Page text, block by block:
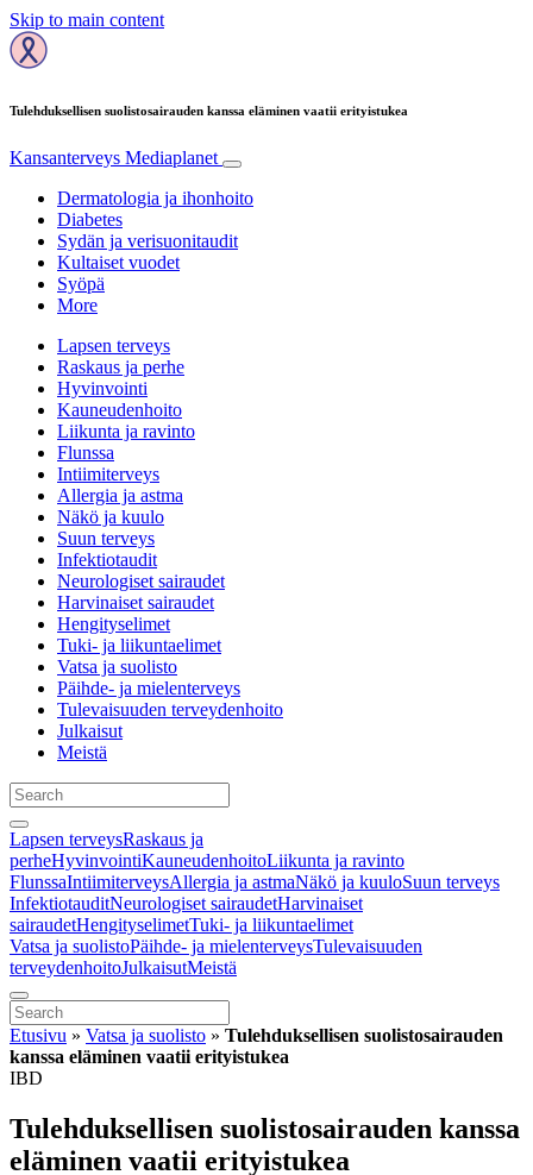
Skip to main content
Tulehduksellisen suolistosairauden kanssa eläminen vaatii erityistukea
Kansanterveys Mediaplanet
Dermatologia ja ihonhoito
Diabetes
Sydän ja verisuonitaudit
Kultaiset vuodet
Syöpä
More
Lapsen terveys
Raskaus ja perhe
Hyvinvointi
Kauneudenhoito
Liikunta ja ravinto
Flunssa
Intiimiterveys
Allergia ja astma
Näkö ja kuulo
Suun terveys
Infektiotaudit
Neurologiset sairaudet
Harvinaiset sairaudet
Hengityselimet
Tuki- ja liikuntaelimet
Vatsa ja suolisto
Päihde- ja mielenterveys
Tulevaisuuden terveydenhoito
Julkaisut
Meistä
Lapsen terveysRaskaus ja
perheHyvinvointiKauneudenhoitoLiikunta ja ravinto
FlunssaIntiimiterveysAllergia ja astmaNäkö ja kuuloSuun terveys
InfektiotauditNeurologiset sairaudetHarvinaiset
sairaudetHengityselimetTuki- ja liikuntaelimet
Vatsa ja suolistoPäihde- ja mielenterveysTulevaisuuden
terveydenhoitoJulkaisutMeistä
Etusivu » Vatsa ja suolisto » Tulehduksellisen suolistosairauden
kanssa eläminen vaatii erityistukea
IBD
Tulehduksellisen suolistosairauden kanssa
eläminen vaatii erityistukea